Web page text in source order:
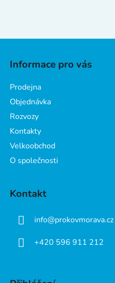
Informace pro vás
Prodejna
Objednávka
Rozvozy
Kontakty
Velkoobchod
O společnosti
Kontakt
info@prokovmorava.cz
+420 596 911 212